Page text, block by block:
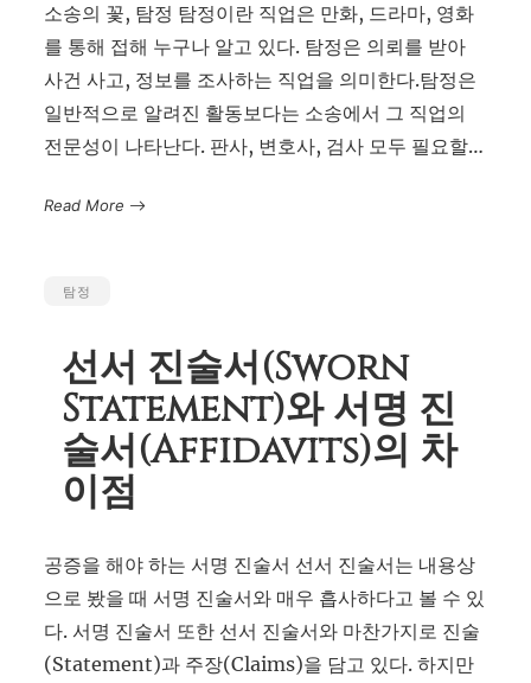
소송의 꽃, 탐정 탐정이란 직업은 만화, 드라마, 영화
를 통해 접해 누구나 알고 있다. 탐정은 의뢰를 받아
사건 사고, 정보를 조사하는 직업을 의미한다.탐정은
일반적으로 알려진 활동보다는 소송에서 그 직업의
전문성이 나타난다. 판사, 변호사, 검사 모두 필요할…
Read More
탐정
선서 진술서(Sworn
Statement)와 서명 진
술서(Affidavits)의 차
이점
공증을 해야 하는 서명 진술서 선서 진술서는 내용상
으로 봤을 때 서명 진술서와 매우 흡사하다고 볼 수 있
다. 서명 진술서 또한 선서 진술서와 마찬가지로 진술
(Statement)과 주장(Claims)을 담고 있다. 하지만